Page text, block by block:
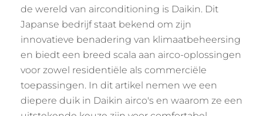
de wereld van airconditioning is Daikin. Dit
Japanse bedrijf staat bekend om zijn
innovatieve benadering van klimaatbeheersing
en biedt een breed scala aan airco-oplossingen
voor zowel residentiële als commerciële
toepassingen. In dit artikel nemen we een
diepere duik in Daikin airco's en waarom ze een